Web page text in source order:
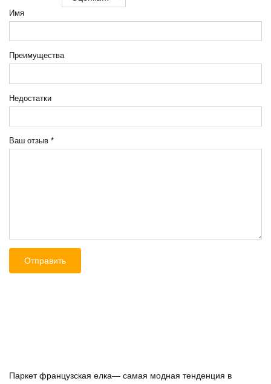
Ваш отзыв *
Имя
Преимущества
Недостатки
Паркет французская елка— самая модная тенденция в